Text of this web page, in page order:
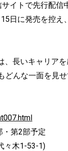
イトで先行配
日に発売を控
、長いキャリア
どんな一面を見
第2部予定
々木1-53-1)